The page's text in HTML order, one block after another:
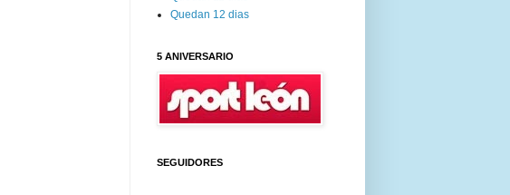
Quedan 12 dias
5 ANIVERSARIO
SEGUIDORES